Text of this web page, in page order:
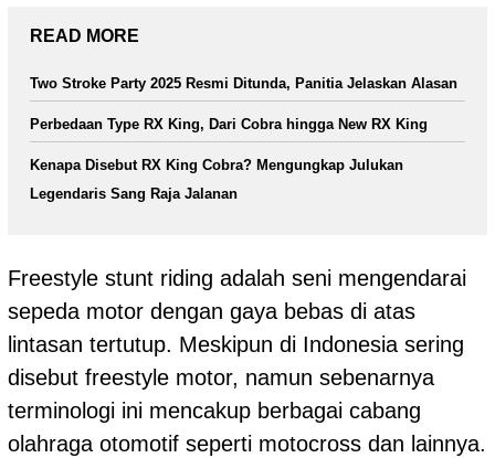
READ MORE
Two Stroke Party 2025 Resmi Ditunda, Panitia Jelaskan Alasan
Perbedaan Type RX King, Dari Cobra hingga New RX King
Kenapa Disebut RX King Cobra? Mengungkap Julukan
Legendaris Sang Raja Jalanan
Freestyle stunt riding adalah seni mengendarai
sepeda motor dengan gaya bebas di atas
lintasan tertutup. Meskipun di Indonesia sering
disebut freestyle motor, namun sebenarnya
terminologi ini mencakup berbagai cabang
olahraga otomotif seperti motocross dan lainnya.